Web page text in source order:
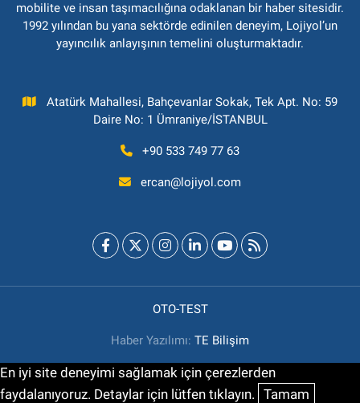
mobilite ve insan taşımacılığına odaklanan bir haber sitesidir.
1992 yılından bu yana sektörde edinilen deneyim, Lojiyol’un
yayıncılık anlayışının temelini oluşturmaktadır.
Atatürk Mahallesi, Bahçevanlar Sokak, Tek Apt. No: 59
Daire No: 1 Ümraniye/İSTANBUL
+90 533 749 77 63
ercan@lojiyol.com
OTO-TEST
Haber Yazılımı: TE Bilişim
En iyi site deneyimi sağlamak için çerezlerden
faydalanıyoruz. Detaylar için lütfen tıklayın. Tamam